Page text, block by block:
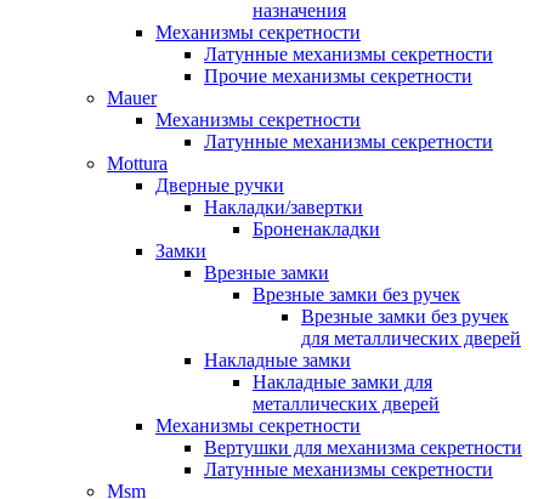
назначения
Механизмы секретности
Латунные механизмы секретности
Прочие механизмы секретности
Mauer
Механизмы секретности
Латунные механизмы секретности
Mottura
Дверные ручки
Накладки/завертки
Броненакладки
Замки
Врезные замки
Врезные замки без ручек
Врезные замки без ручек
для металлических дверей
Накладные замки
Накладные замки для
металлических дверей
Механизмы секретности
Вертушки для механизма секретности
Латунные механизмы секретности
Msm